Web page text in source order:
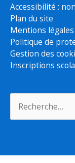
Accessibilité :
Plan du site
Mentions légales
Politique de
Gestion des
Inscriptions